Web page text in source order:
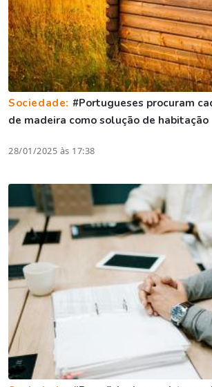
Sociedade: #Portugueses procuram
de madeira como solução de habitação
28/01/2025 às 17:38